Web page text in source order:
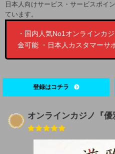
日本人向けサービス・サービスポイ
ています。
・国内人気No1オンラインカ
金可能 ・日本人カスタマーサ
登録はコチラ
オンラインカジノ『優